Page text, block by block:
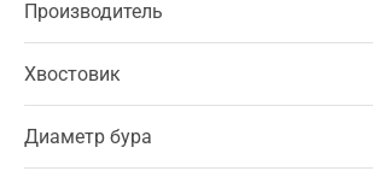
Производитель
Хвостовик
Диаметр бура